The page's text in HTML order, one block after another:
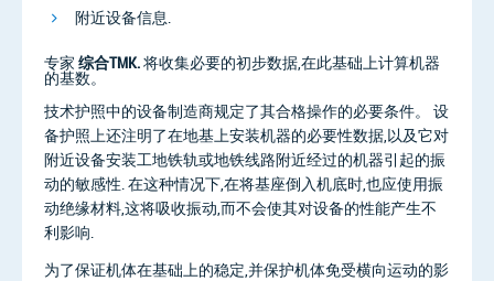
附近设备信息.
专家 综合TMK.将收集必要的初步数据,在此基础上计算机器
的基数。
技术护照中的设备制造商规定了其合格操作的必要条件。 设
备护照上还注明了在地基上安装机器的必要性数据,以及它对
附近设备安装工地铁轨或地铁线路附近经过的机器引起的振
动的敏感性. 在这种情况下,在将基座倒入机底时,也应使用振
动绝缘材料,这将吸收振动,而不会使其对设备的性能产生不
利影响.
为了保证机体在基础上的稳定,并保护机体免受横向运动的影